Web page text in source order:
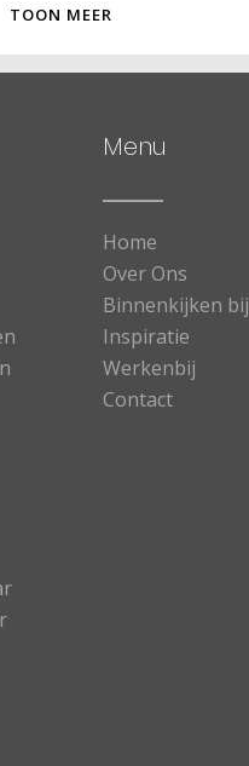
TOON MEER
Menu
Home
Over Ons
Binnenkijken bij
Inspiratie
Werkenbij
Contact